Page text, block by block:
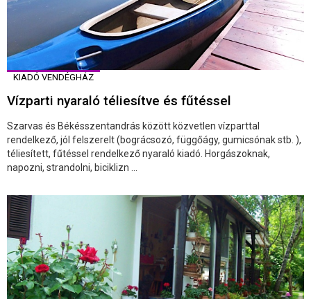
KIADÓ VENDÉGHÁZ
Vízparti nyaraló téliesítve és fűtéssel
Szarvas és Békésszentandrás között közvetlen vízparttal
rendelkező, jól felszerelt (bográcsozó, függőágy, gumicsónak stb. ),
téliesített, fűtéssel rendelkező nyaraló kiadó. Horgászoknak,
napozni, strandolni, biciklizn ...